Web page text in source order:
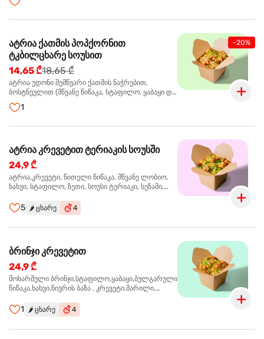
მარცვლები,ხახვი,მწვანე ხახვი
-20%
ატრია ქათმის პოპქორნით
ტკბილცხარე სოუსით
14,65 ₾18,65 ₾
ატრია უდონი შემწვარი ქათმის ნაჭრებით,
ბოსტნეულით (მწვანე წიწაკა, სტაფილო, ყაბაყი და
ნიორი) ტკბილ-ცხარე სოუსით, მწვანე ლობიო.
სეზამის მარცვლები,ხახვი,მწვანე ხახვი
1
ატრია კრევეტით ტერიაკის სოუსში
24,9 ₾
ატრია,კრევეტი, წითელი წიწაკა, მწვანე ლობიო,
ხახვი, სტაფილო, ზეთი, სოუსი ტერიაკი, სეზამი,
5 🌶️ ცხარე 4
ბრინჯი კრევეტით
24,9 ₾
მოხარშული ბრინჯი,სტაფილო,ყაბაყი,ბულგარული
წიწაკა,ხახვი,ნივრის ბაზა , კრევეტი,მარილი,
მარცვლის ნაზავი,მზესუმზირის ზეთი ,ბარდა
1 🌶️ ცხარე 4